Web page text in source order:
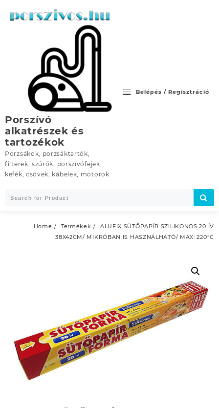
Porszívó
alkatrészek és
tartozékok
Porzsákok, porzsáktartók,
filterek, szűrők, porszívófejek,
kefék, csövek, kábelek, motorok
Belépés / Regisztráció
Home Termékek
ALUFIX SÜTŐPAPÍR SZILIKONOS 20 ÍV
38X42CM/ MIKRÓBAN IS HASZNÁLHATÓ/ MAX: 220°C